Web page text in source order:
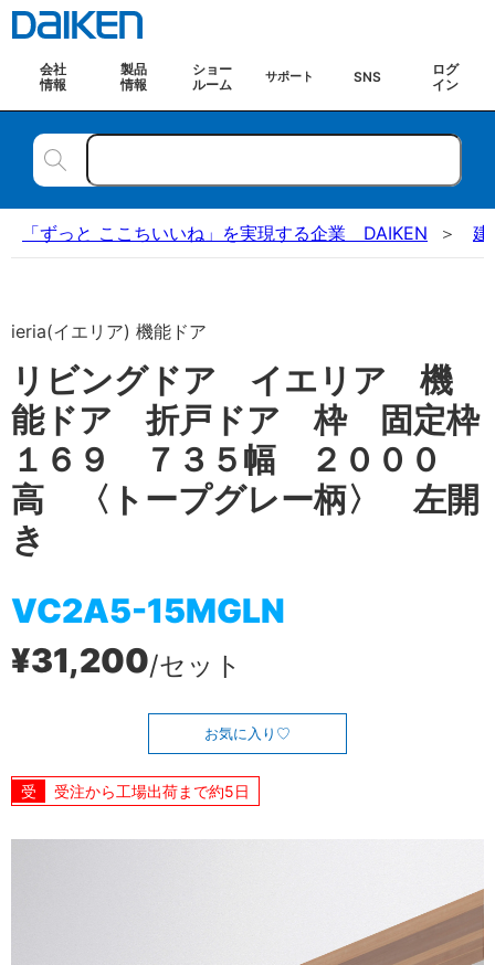
会社
情報
製品
情報
ショー
ルーム
サポート SNS
ログ
イン
「ずっと ここちいいね」を実現する企業 DAIKEN 建
ieria(イエリア) 機能ドア
リビングドア イエリア 機
能ドア 折戸ドア 枠 固定枠
１６９ ７３５幅 ２０００
高 〈トープグレー柄〉 左開
き
VC2A5-15MGLN
¥31,200/セット
お気に入り
受注から工場出荷まで約5日